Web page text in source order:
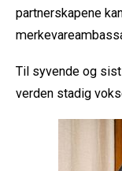
partnerskapene
Til syvende og
verden stadig